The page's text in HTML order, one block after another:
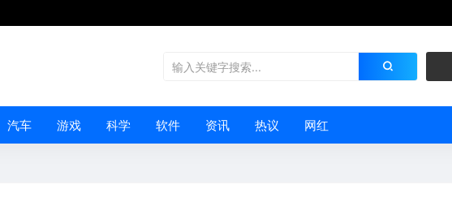
汽车 游戏 科学 软件 资讯 热议 网红